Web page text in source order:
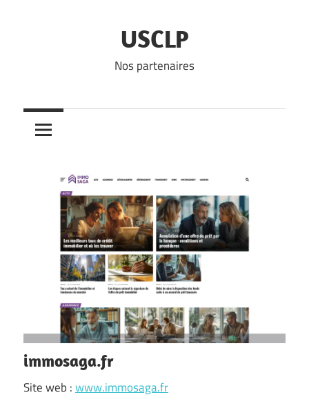
USCLP
Nos partenaires
immosaga.fr
Site web :www.immosaga.fr